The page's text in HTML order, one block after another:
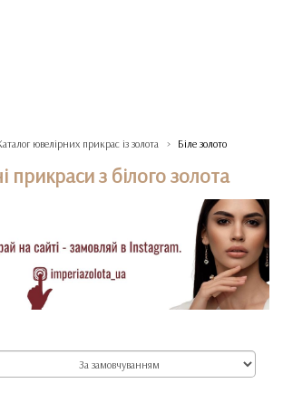
ювелірних прикрас із золота Біле золото
прикраси з білого золота